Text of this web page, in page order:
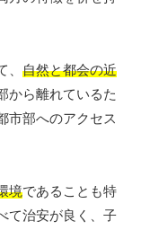
自然と都会の近
から離れているた
市部へのアクセス
境であることも特
て治安が良く、子